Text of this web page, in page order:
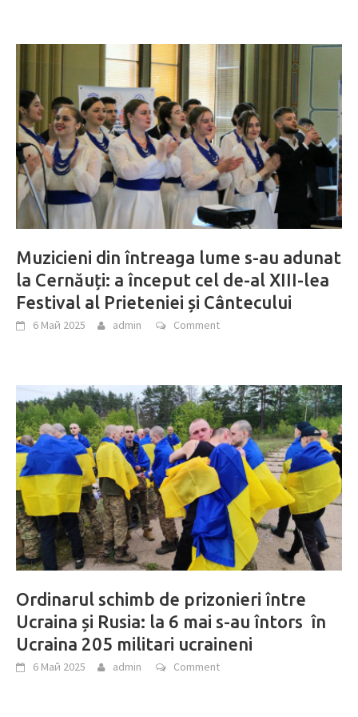
Muzicieni din întreaga lume s-au adunat
la Cernăuți: a început cel de-al XIII-lea
Festival al Prieteniei și Cântecului
6 Май 2025 admin Comment
Ordinarul schimb de prizonieri între
Ucraina și Rusia: la 6 mai s-au întors în
Ucraina 205 militari ucraineni
6 Май 2025 admin Comment